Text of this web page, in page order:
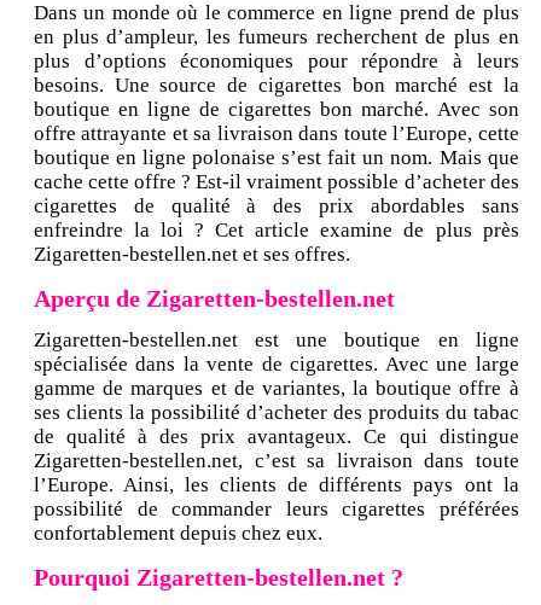
Dans un monde où le commerce en ligne prend de plus
en plus d’ampleur, les fumeurs recherchent de plus en
plus d’options économiques pour répondre à leurs
besoins. Une source de cigarettes bon marché est la
boutique en ligne de cigarettes bon marché. Avec son
offre attrayante et sa livraison dans toute l’Europe, cette
boutique en ligne polonaise s’est fait un nom. Mais que
cache cette offre ? Est-il vraiment possible d’acheter des
cigarettes de qualité à des prix abordables sans
enfreindre la loi ? Cet article examine de plus près
Zigaretten-bestellen.net et ses offres.
Aperçu de Zigaretten-bestellen.net
Zigaretten-bestellen.net est une boutique en ligne
spécialisée dans la vente de cigarettes. Avec une large
gamme de marques et de variantes, la boutique offre à
ses clients la possibilité d’acheter des produits du tabac
de qualité à des prix avantageux. Ce qui distingue
Zigaretten-bestellen.net, c’est sa livraison dans toute
l’Europe. Ainsi, les clients de différents pays ont la
possibilité de commander leurs cigarettes préférées
confortablement depuis chez eux.
Pourquoi Zigaretten-bestellen.net ?